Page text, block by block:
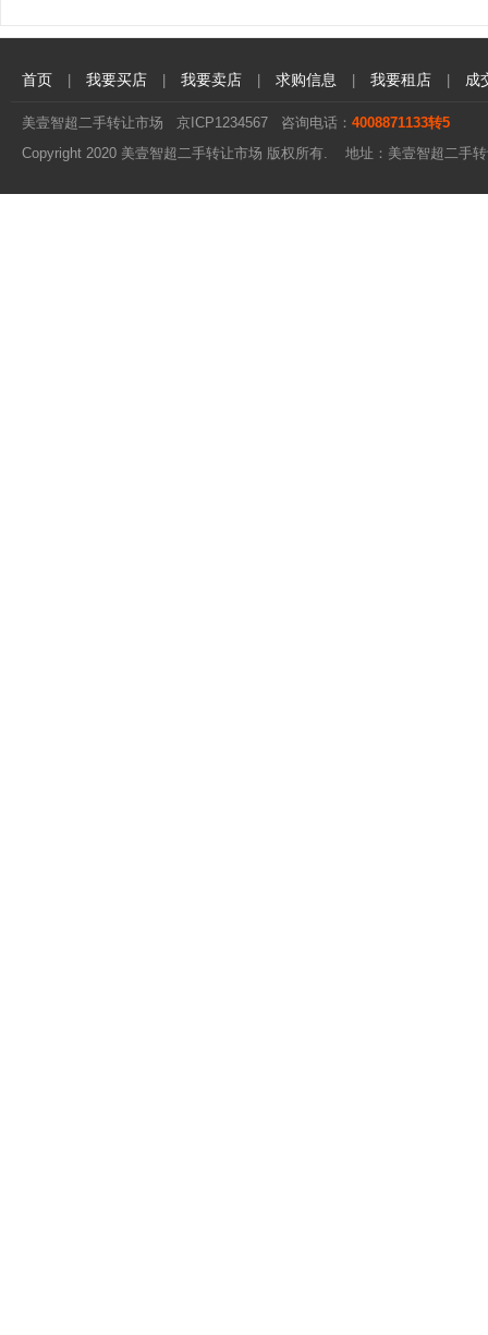
首页 我要买店 我要卖店 求购信息 我要租店 成
美壹智超二手转让市场 京ICP1234567 咨询电话： 4008871133转5
Copyright 2020 美壹智超二手转让市场 版权所有. 地址：美壹智超二手